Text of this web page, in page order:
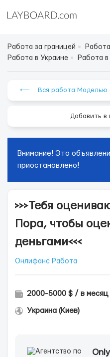
Работа за границей
Работа в Украине
Работа в
⟵ Вся работа Моделью
Добавить в
Внимание! Это
приостановлено!
>>>Тебя
Пора, чтобы
деньгами<<<
Онлифанс Работа
2000-5000 $ / в месяц
Украина (Киев)